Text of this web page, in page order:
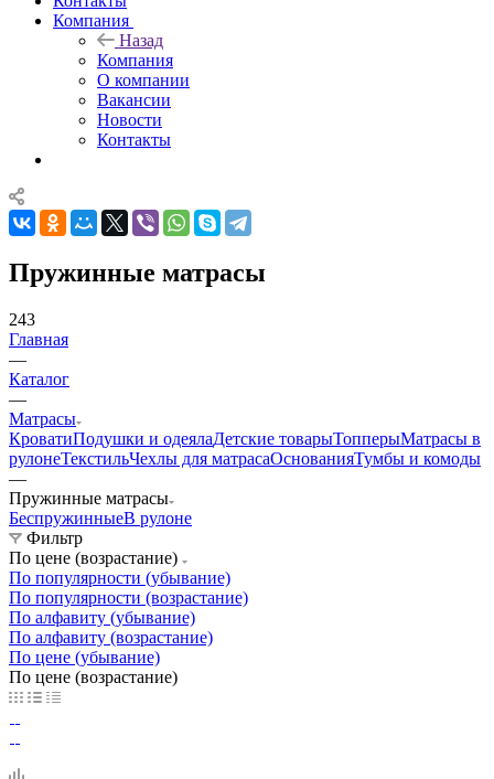
Компания
Назад
Компания
О компании
Вакансии
Новости
Контакты
Пружинные матрасы
243
Главная
—
Каталог
—
Матрасы
КроватиПодушки и одеялаДетские товарыТопперыМатрасы в
рулонеТекстильЧехлы для матрасаОснованияТумбы и комоды
—
Пружинные матрасы
БеспружинныеВ рулоне
Фильтр
По цене (возрастание)
По популярности (убывание)
По популярности (возрастание)
По алфавиту (убывание)
По алфавиту (возрастание)
По цене (убывание)
По цене (возрастание)